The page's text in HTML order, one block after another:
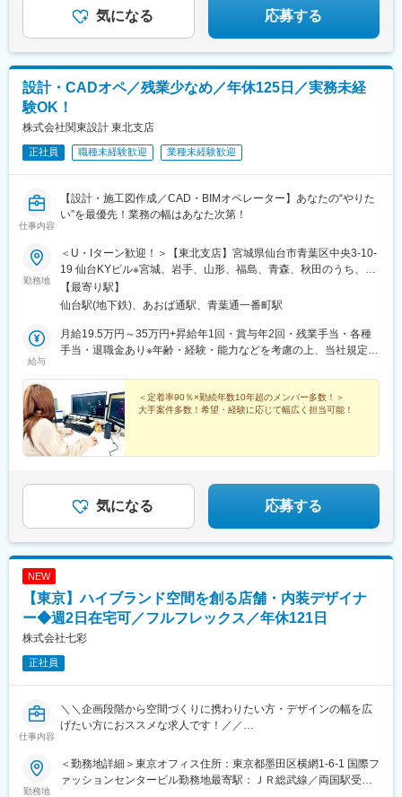
気になる 応募する
設計・CADオペ／残業少なめ／年休125日／実務未経
験OK！
株式会社関東設計 東北支店
正社員 職種未経験歓迎 業種未経験歓迎
仕事内容
【設計・施工図作成／CAD・BIMオペレーター】あなたの“やりた
い”を最優先！業務の幅はあなた次第！
勤務地
＜U・Iターン歓迎！＞【東北支店】宮城県仙台市青葉区中央3-10-
19 仙台KYビル※宮城、岩手、山形、福島、青森、秋田のうち、い
ずれかの常駐先での勤務となります。★希望勤務地は考慮しま
す！お気軽にご相談ください。▼常駐先の例・仙台市（メイ
和町 など
【最寄り駅】
仙台駅(地下鉄)、あおば通駅、青葉通一番町駅
給与
月給19.5万円～35万円+昇給年1回・賞与年2回・残業手当・各種
手当・退職金あり※年齢・経験・能力などを考慮の上、当社規定に
ター／経験3年／年収350万円設計技術者／経験10年／年収650万
円設計技術者／経験30年／年収910万円
＜定着率90％×勤続年数10年超のメンバー多数！＞
大手案件多数！希望・経験に応じて幅広く担当可能！
気になる 応募する
NEW
【東京】ハイブランド空間を創る店舗・内装デザイナ
ー◆週2日在宅可／フルフレックス／年休121日
株式会社七彩
正社員
仕事内容
＼＼企画段階から空間づくりに携わりたい方・デザインの幅を広
げたい方におススメな求人です！／／
■本求人の特徴・魅力：
◎創業約80年・業界を牽引する空間創造企業
◎有名アパレルブランド・百貨店・商業施設案件多数
勤務地
＜勤務地詳細＞東京オフィス住所：東京都墨田区横網1-6-1 国際フ
ァッションセンタービル勤務地最寄駅：ＪＲ総武線／両国駅受動